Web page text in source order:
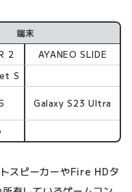
端末
2
AYANEO SLIDE
S
Galaxy S23 Ultra
スピーカーやFire HDタ